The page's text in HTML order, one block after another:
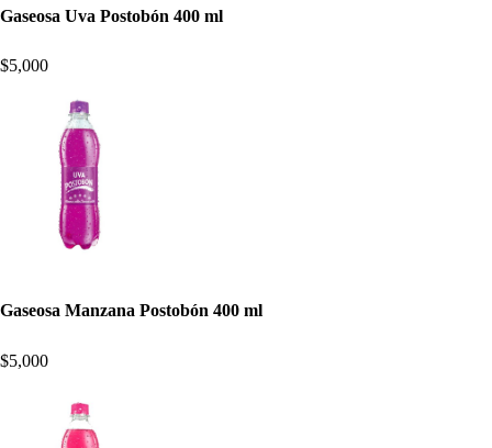
Gaseosa Uva Postobón 400 ml
$5,000
Gaseosa Manzana Postobón 400 ml
$5,000